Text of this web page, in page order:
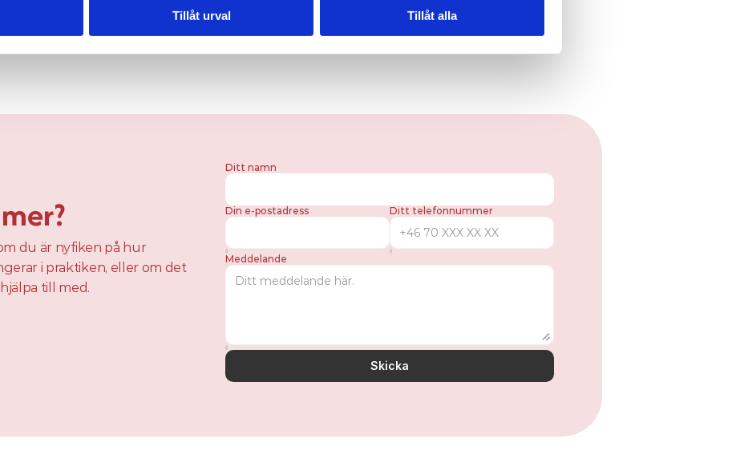
Tillåt urval Tillåt alla
Kontakta oss
du är nyfiken på hur
i praktiken, eller om det
till med.
Ditt namn
Din e-postadress Ditt telefonnummer
Meddelande
Skicka